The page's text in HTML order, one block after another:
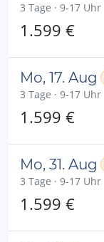
3 Tage · 9-17 Uhr
1.599 €
Mo, 17. Aug
3 Tage · 9-17 Uhr
1.599 €
Mo, 31. Aug
3 Tage · 9-17 Uhr
1.599 €